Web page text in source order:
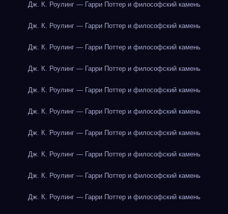
Дж. К. Роулинг — Гарри Поттер и философский камень
Дж. К. Роулинг — Гарри Поттер и философский камень
Дж. К. Роулинг — Гарри Поттер и философский камень
Дж. К. Роулинг — Гарри Поттер и философский камень
Дж. К. Роулинг — Гарри Поттер и философский камень
Дж. К. Роулинг — Гарри Поттер и философский камень
Дж. К. Роулинг — Гарри Поттер и философский камень
Дж. К. Роулинг — Гарри Поттер и философский камень
Дж. К. Роулинг — Гарри Поттер и философский камень
Дж. К. Роулинг — Гарри Поттер и философский камень